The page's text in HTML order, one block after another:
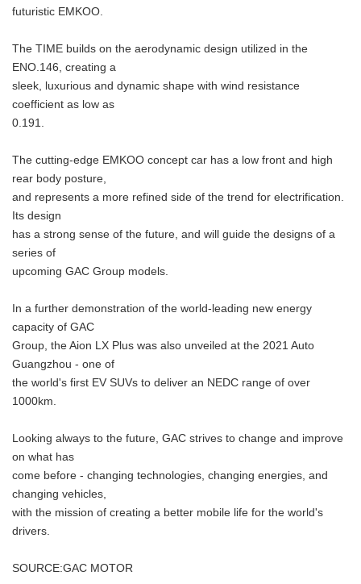
futuristic EMKOO.
The TIME builds on the aerodynamic design utilized in the
ENO.146, creating a
sleek, luxurious and dynamic shape with wind resistance
coefficient as low as
0.191.
The cutting-edge EMKOO concept car has a low front and high
rear body posture,
and represents a more refined side of the trend for electrification.
Its design
has a strong sense of the future, and will guide the designs of a
series of
upcoming GAC Group models.
In a further demonstration of the world-leading new energy
capacity of GAC
Group, the Aion LX Plus was also unveiled at the 2021 Auto
Guangzhou - one of
the world's first EV SUVs to deliver an NEDC range of over
1000km.
Looking always to the future, GAC strives to change and improve
on what has
come before - changing technologies, changing energies, and
changing vehicles,
with the mission of creating a better mobile life for the world's
drivers.
SOURCE:GAC MOTOR